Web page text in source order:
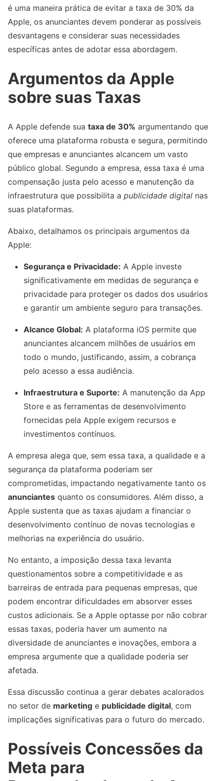
é uma maneira prática de evitar a taxa de 30% da
Apple, os anunciantes devem ponderar as possíveis
desvantagens e considerar suas necessidades
específicas antes de adotar essa abordagem.
Argumentos da Apple
sobre suas Taxas
A Apple defende sua taxa de 30% argumentando que
oferece uma plataforma robusta e segura, permitindo
que empresas e anunciantes alcancem um vasto
público global. Segundo a empresa, essa taxa é uma
compensação justa pelo acesso e manutenção da
infraestrutura que possibilita a publicidade digital nas
suas plataformas.
Abaixo, detalhamos os principais argumentos da
Apple:
Segurança e Privacidade: A Apple investe
significativamente em medidas de segurança e
privacidade para proteger os dados dos usuários
e garantir um ambiente seguro para transações.
Alcance Global: A plataforma iOS permite que
anunciantes alcancem milhões de usuários em
todo o mundo, justificando, assim, a cobrança
pelo acesso a essa audiência.
Infraestrutura e Suporte: A manutenção da App
Store e as ferramentas de desenvolvimento
fornecidas pela Apple exigem recursos e
investimentos contínuos.
A empresa alega que, sem essa taxa, a qualidade e a
segurança da plataforma poderiam ser
comprometidas, impactando negativamente tanto os
anunciantes quanto os consumidores. Além disso, a
Apple sustenta que as taxas ajudam a financiar o
desenvolvimento contínuo de novas tecnologias e
melhorias na experiência do usuário.
No entanto, a imposição dessa taxa levanta
questionamentos sobre a competitividade e as
barreiras de entrada para pequenas empresas, que
podem encontrar dificuldades em absorver esses
custos adicionais. Se a Apple optasse por não cobrar
essas taxas, poderia haver um aumento na
diversidade de anunciantes e inovações, embora a
empresa argumente que a qualidade poderia ser
afetada.
Essa discussão continua a gerar debates acalorados
no setor de marketing e publicidade digital, com
implicações significativas para o futuro do mercado.
Possíveis Concessões da
Meta para